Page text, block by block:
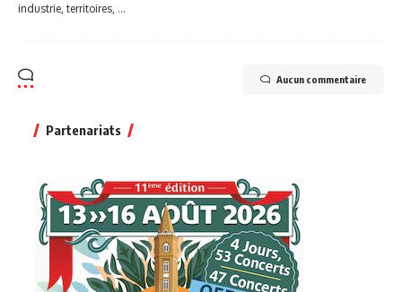
industrie, territoires, ...
Aucun commentaire
Partenariats